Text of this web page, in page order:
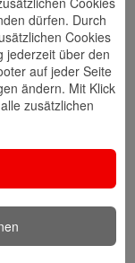
Rückrufwunsch
dürfen. Durch
Cookies
jederzeit über den
auf jeder Seite
ändern. Mit Klick
zusätzlichen